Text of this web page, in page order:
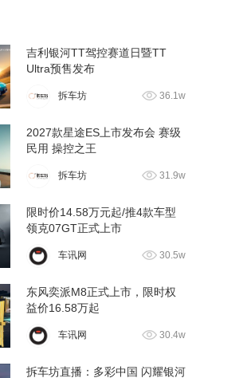
吉利银河TT驾控赛道日暨TT
Ultra预售发布
拆车坊 36.1w
2027款星途ES上市发布会 赛级
民用 操控之王
拆车坊 31.9w
限时价14.58万元起/推4款车型
领克07GT正式上市
车讯网 30.5w
东风奕派M8正式上市，限时权
益价16.58万起
车讯网 30.4w
拆车坊直播：多彩中国 闪耀银河